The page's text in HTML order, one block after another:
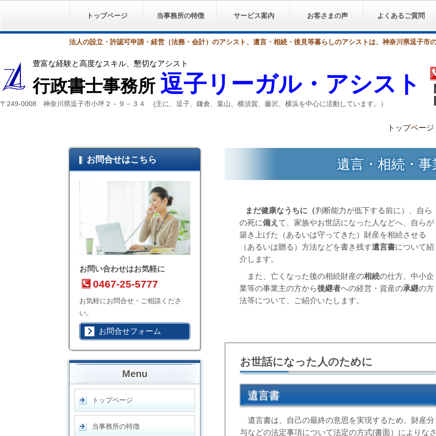
トップページ 当事務所の特徴 サービス案内 お客さまの声 よくあるご質問
法人の設立・許認可申請・経営（法務・会計）のアシスト、遺言・相続・後見等暮らしのアシストは、神奈川県逗子市
豊富な経験と高度なスキル、懇切なアシスト
行政書士事務所 逗子リーガル・アシスト
〒249-0008 神奈川県逗子市小坪２－９－３４ (主に、逗子、鎌倉、葉山、横須賀、藤沢、横浜を中心に活動しています。）
トップページ
遺言・相続・事
まだ健康なうちに（判断能力が低下する前に）、自ら
の死に備え て、家族やお世話になった人 などへ、自らが
築き上げた（あるいは守ってきた）財産を相続させる
（あるいは贈る） 方法などを書き残す遺言書について紹
介します。
また、亡くなった後の相続財産の相続の仕方、中小企
業等の事業主の方から後継者への経営・資産の承継の方
法等について、ご紹介いたします。
お世話になった人のために
遺言書
遺言書は、自己の最終の意思を実現するため、財産分
与などの法定事項について法定の方式(書面）によりな
お問合せはこちら
お問い合わせはお気軽に
0467-25-5777
お気軽にお問合せ・ご相談くださ
い。
お問合せフォーム
Menu
トップページ
当事務所の特徴